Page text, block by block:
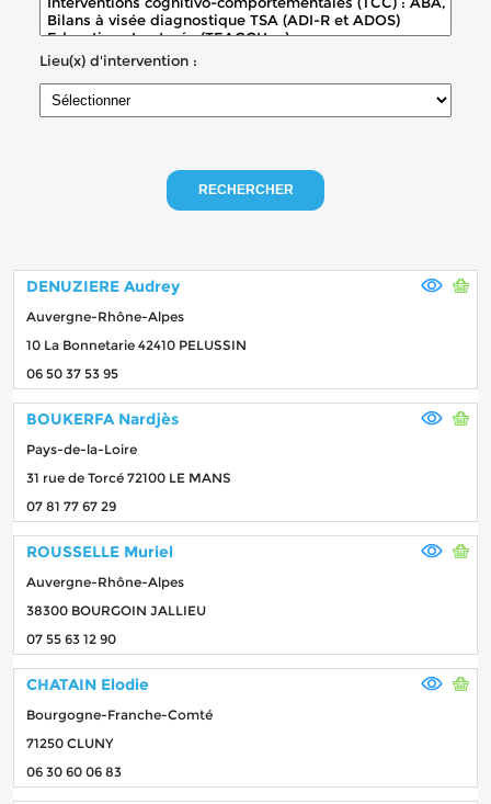
Lieu(x) d'intervention :
RECHERCHER
DENUZIERE Audrey
Auvergne-Rhône-Alpes
10 La Bonnetarie 42410 PELUSSIN
06 50 37 53 95
BOUKERFA Nardjès
Pays-de-la-Loire
31 rue de Torcé 72100 LE MANS
07 81 77 67 29
ROUSSELLE Muriel
Auvergne-Rhône-Alpes
38300 BOURGOIN JALLIEU
07 55 63 12 90
CHATAIN Elodie
Bourgogne-Franche-Comté
71250 CLUNY
06 30 60 06 83